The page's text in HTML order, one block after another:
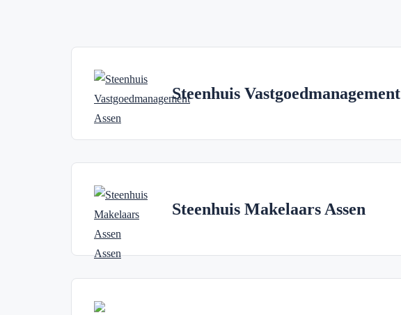
Steenhuis Vastgoedmanagement
Steenhuis Makelaars Assen